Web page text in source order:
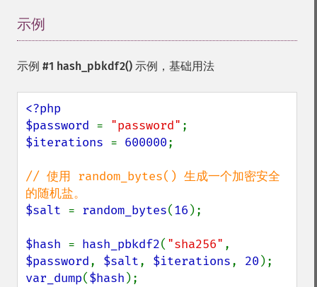
示例
示例 #1 hash_pbkdf2() 示例，基础用法
<?php
$password = "password"
$iterations = 600000;
// 使用 random_bytes() 生成一个加密安全
$salt = random_bytes(16 );
$hash = hash_pbkdf2( "sha256"
$password, $salt, $iterations, 20
var_dump($hash );